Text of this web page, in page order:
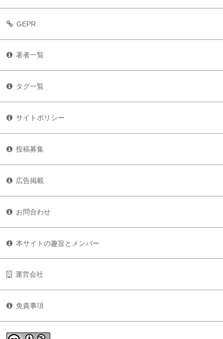
GEPR
著者一覧
タグ一覧
サイトポリシー
投稿募集
広告掲載
お問合わせ
本サイトの趣旨とメンバー
運営会社
免責事項